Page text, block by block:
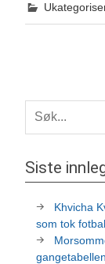
Siste
Khvicha
som tok
gangetabellen